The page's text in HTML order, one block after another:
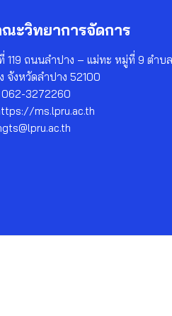
ะวิทยาการจัดการ
119 ถนนลำปาง – แม่ทะ หมู่ที่ 9 ตำบ
จังหวัดลำปาง 52100
062-3272260
ms.lpru.ac.th